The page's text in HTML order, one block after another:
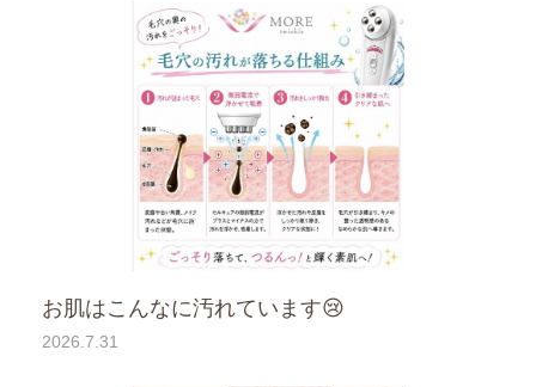
お肌はこんなに汚れています😢
2026.7.31